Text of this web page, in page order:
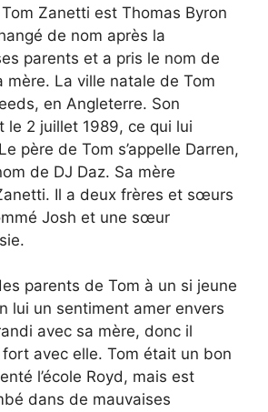
Zanetti est Thomas Byron
de nom après la
parents et a pris le nom de
mère. La ville natale de Tom
en Angleterre. Son
le 2 juillet 1989, ce qui lui
père de Tom s’appelle Darren,
de DJ Daz. Sa mère
Il a deux frères et sœurs
Josh et une sœur
parents de Tom à un si jeune
lui un sentiment amer envers
avec sa mère, donc il
avec elle. Tom était un bon
l’école Royd, mais est
dans de mauvaises